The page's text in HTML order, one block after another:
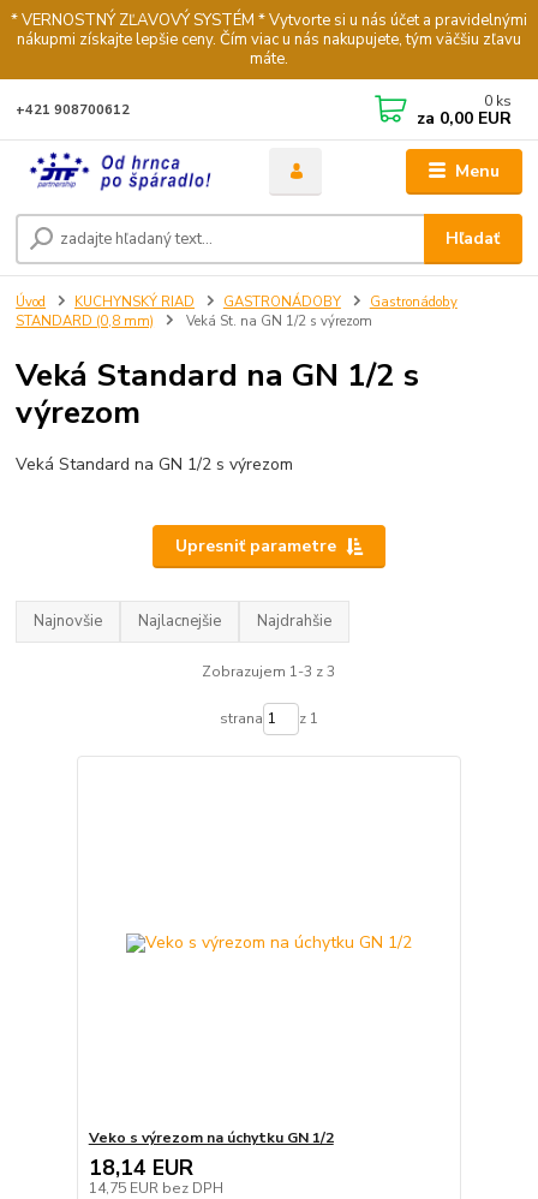
* VERNOSTNÝ ZĽAVOVÝ SYSTÉM * Vytvorte si u nás účet a pravidelnými
nákupmi získajte lepšie ceny. Čím viac u nás nakupujete, tým väčšiu zľavu
máte.
Menu
Hľadať
+421 908700612 0 ks
za 0,00 EUR
Úvod KUCHYNSKÝ RIAD GASTRONÁDOBY
Gastronádoby
STANDARD (0,8 mm)
Veká St. na GN 1/2 s výrezom
Veká Standard na GN 1/2 s
výrezom
Veká Standard na GN 1/2 s výrezom
Upresniť parametre
Najnovšie Najlacnejšie Najdrahšie
Zobrazujem 1-3 z 3
strana z 1
Veko s výrezom na úchytku GN 1/2
18,14 EUR
14,75 EUR bez DPH